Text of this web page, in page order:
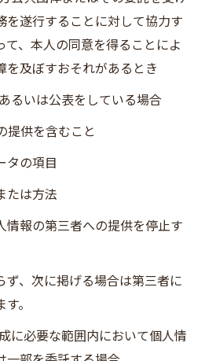
を遂行することに対して協力す
て、本人の同意を得ることによ
を及ぼすおそれがあるとき
るいは公表をしている場合
提供を含むこと
タの項目
たは方法
情報の第三者への提供を停止す
ず、次に掲げる場合は第三者に
。
に必要な範囲内において個人情